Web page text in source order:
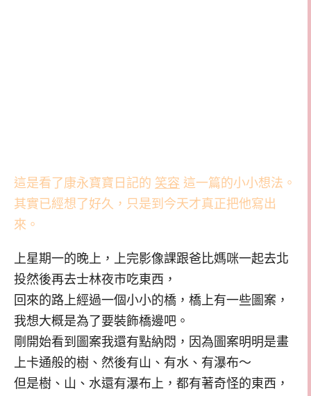
這是看了康永寶寶日記的 笑容 這一篇的小小想法。
其實已經想了好久，只是到今天才真正把他寫出
來。
上星期一的晚上，上完影像課跟爸比媽咪一起去北
投然後再去士林夜市吃東西，
回來的路上經過一個小小的橋，橋上有一些圖案，
我想大概是為了要裝飾橋邊吧。
剛開始看到圖案我還有點納悶，因為圖案明明是畫
上卡通般的樹、然後有山、有水、有瀑布～
但是樹、山、水還有瀑布上，都有著奇怪的東西，